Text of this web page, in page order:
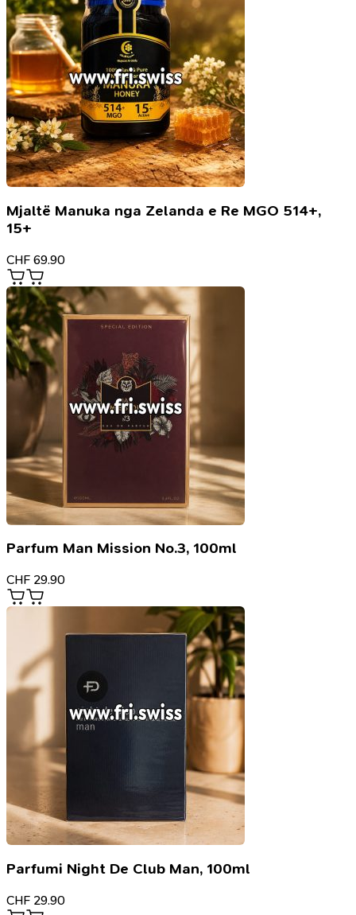
Mjaltë Manuka nga Zelanda e Re MGO 514+,
15+
CHF 69.90
Parfum Man Mission No.3, 100ml
CHF 29.90
Parfumi Night De Club Man, 100ml
CHF 29.90